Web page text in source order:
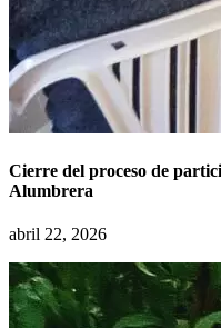
Cierre del proceso de
Alumbrera
abril 22, 2026